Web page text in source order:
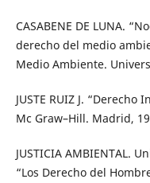
CASABENE DE LUNA.
derecho del medio
Medio Ambiente.
JUSTE RUIZ J.
Mc Graw–Hill. Madrid,
JUSTICIA AMBIENTAL.
“Los Derecho del